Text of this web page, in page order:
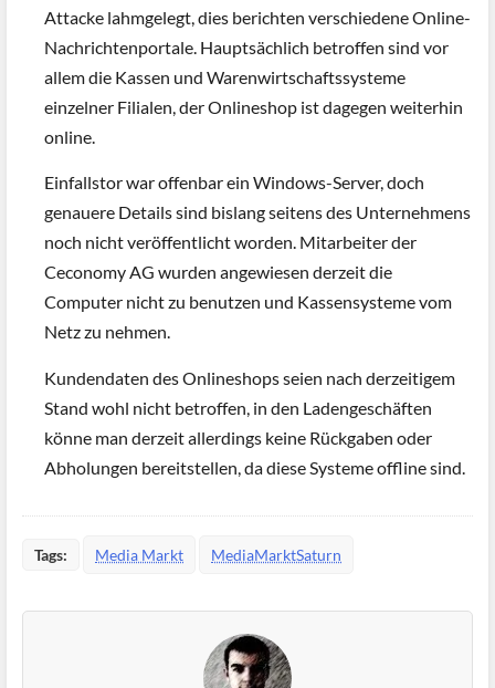
Attacke lahmgelegt, dies berichten verschiedene Online-
Nachrichtenportale. Hauptsächlich betroffen sind vor
allem die Kassen und Warenwirtschaftssysteme
einzelner Filialen, der Onlineshop ist dagegen weiterhin
online.
Einfallstor war offenbar ein Windows-Server, doch
genauere Details sind bislang seitens des Unternehmens
noch nicht veröffentlicht worden. Mitarbeiter der
Ceconomy AG wurden angewiesen derzeit die
Computer nicht zu benutzen und Kassensysteme vom
Netz zu nehmen.
Kundendaten des Onlineshops seien nach derzeitigem
Stand wohl nicht betroffen, in den Ladengeschäften
könne man derzeit allerdings keine Rückgaben oder
Abholungen bereitstellen, da diese Systeme offline sind.
Tags: Media Markt MediaMarktSaturn